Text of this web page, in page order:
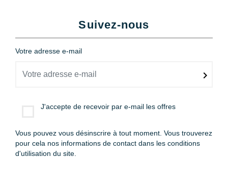
Suivez-nous
Votre adresse e-mail
J'accepte de recevoir par e-mail les offres
Vous pouvez vous désinscrire à tout moment. Vous trouverez
pour cela nos informations de contact dans les conditions
d'utilisation du site.